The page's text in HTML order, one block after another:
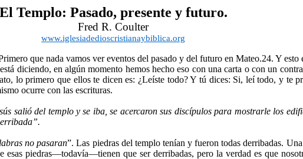
El Templo: Pasado, presente y futuro.
Fred R. Coulter
www.iglesiadedioscristianaybiblica.org
que nada vamos ver eventos del pasado y del futuro en Mateo.24. Y
diciendo, en algún momento hemos hecho eso con una carta o con un
lo primero que ellos te dicen es: ¿Leíste todo? Y tú dices: Si, leí todo, y te
ocurre con las escrituras.
salió del templo y se iba, se acercaron sus discípulos para mostrarle los
no pasaran”. Las piedras del templo tenían y fueron todas derribadas.
esas piedras—todavía—tienen que ser derribadas, pero la verdad es que